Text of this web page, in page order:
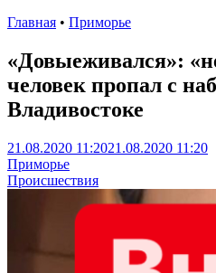
Главная • Приморье
«Довыеживался»:
человек пропал с
Владивостоке
21.08.2020 11:2021.08.2020 11:20
Приморье
Происшествия